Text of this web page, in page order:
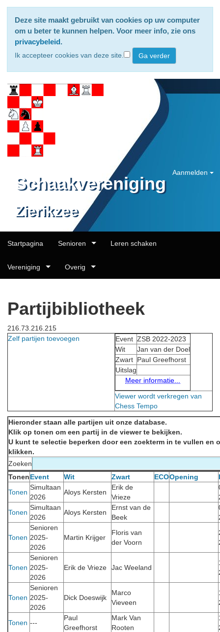
Deze site maakt gebruikt van cookies op uw computer
om u beter te kunnen helpen. Voor meer info, zie ons
privacybeleid.
Ik accepteer cookies van deze site.
Schaakvereniging
Zierikzee
Aanmelden
Startpagina Senioren Leren schaken
Vereniging Overig
Partijbibliotheek
216.73.216.215
Zelf partijen toevoegen
Event ZSB 2022-2023
Wit
Jan van der Doel
Zwart Paul Greefhorst
Uitslag
Meer informatie...
Viewer wordt verkregen van
Chess Tempo
Hieronder staan alle partijen uit onze database.
Klik op tonen om een partij in de viewer te bekijken.
U kunt te selectie beperken door een zoekterm in te vullen en
klikken.
Zoeken
TonenEvent Wit Zwart ECOOpening
Tonen
Simultaan
2026
Aloys Kersten
Erik de
Vrieze
Tonen
Simultaan
2026
Aloys Kersten
Ernst van de
Beek
Tonen
Senioren
2025-
2026
Martin Krijger
Floris van
der Voorn
Tonen
Senioren
2025-
2026
Erik de Vrieze Jac Weeland
Tonen
Senioren
2025-
2026
Dick Doeswijk
Marco
Vieveen
Tonen ---
Paul
Greefhorst
Mark Van
Rooten